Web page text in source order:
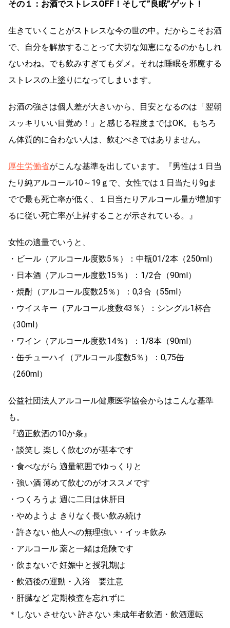
その１：お酒でストレスOFF！そして”良眠”ゲット！
生きていくことがストレスな今の世の中。だからこそお酒
で、自分を解放することって大切な知恵になるのかもしれ
ないわね。でも飲みすぎてもダメ。それは睡眠を邪魔する
ストレスの上塗りになってしまいます。
お酒の強さは個人差が大きいから、目安となるのは「翌朝
スッキリいい目覚め！」と感じる程度まではOK。もちろ
ん体質的に合わない人は、飲むべきではありません。
厚生労働省がこんな基準を出しています。『男性は１日当
たり純アルコール10～19ｇで、女性では１日当たり9gま
でで最も死亡率が低く、１日当たりアルコール量が増加す
るに従い死亡率が上昇することが示されている。』
女性の適量でいうと、
・ビール（アルコール度数5％）：中瓶01/2本（250ml）
・日本酒（アルコール度数15％）：1/2合（90ml）
・焼酎（アルコール度数25％）：0,3合（55ml）
・ウイスキー（アルコール度数43％）：シングル1杯合
（30ml）
・ワイン（アルコール度数14％）：1/8本（90ml）
・缶チューハイ（アルコール度数5％）：0,75缶
（260ml）
公益社団法人アルコール健康医学協会からはこんな基準
も。
『適正飲酒の10か条』
・談笑し 楽しく飲むのが基本です
・食べながら 適量範囲でゆっくりと
・強い酒 薄めて飲むのがオススメです
・つくろうよ 週に二日は休肝日
・やめようよ きりなく長い飲み続け
・許さない 他人への無理強い・イッキ飲み
・アルコール 薬と一緒は危険です
・飲まないで 妊娠中と授乳期は
・飲酒後の運動・入浴 要注意
・肝臓など 定期検査を忘れずに
＊しない させない 許さない 未成年者飲酒・飲酒運転